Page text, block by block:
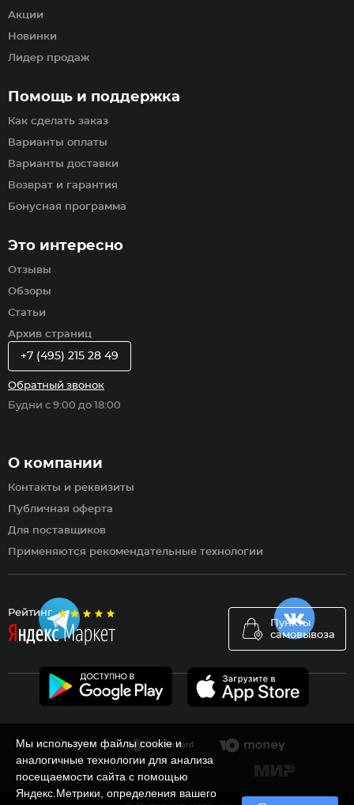
Рейтинг
Пункты
самовывоза
Помощь и поддержка
Как сделать заказ
Варианты оплаты
Варианты доставки
Возврат и гарантия
Бонусная программа
Акции
Новинки
Лидер продаж
Это интересно
Отзывы
Обзоры
Статьи
Архив страниц
О компании
Контакты и реквизиты
Публичная оферта
Для поставщиков
Применяются рекомендательные технологии
+7 (495) 215 28 49
Обратный звонок
Будни с 9:00 до 18:00
Мы используем файлы cookie и
аналогичные технологии для анализа
посещаемости сайта с помощью
Яндекс.Метрики, определения вашего